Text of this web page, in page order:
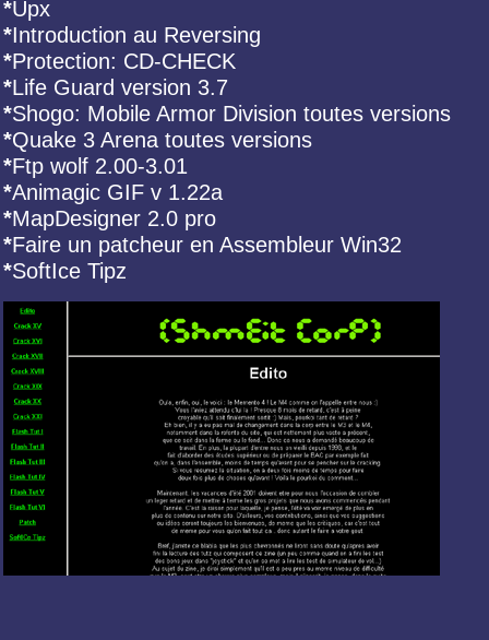
*Upx
*Introduction au Reversing
*Protection: CD-CHECK
*Life Guard version 3.7
*Shogo: Mobile Armor Division toutes versions
*Quake 3 Arena toutes versions
*Ftp wolf 2.00-3.01
*Animagic GIF v 1.22a
*MapDesigner 2.0 pro
*Faire un patcheur en Assembleur Win32
*SoftIce Tipz